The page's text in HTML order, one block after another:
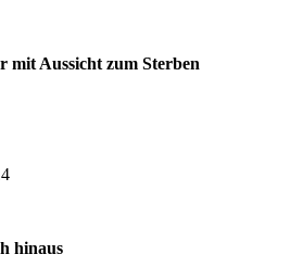
mit Aussicht zum Sterben
hinaus